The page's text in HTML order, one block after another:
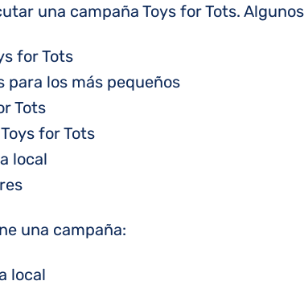
una campaña Toys for Tots.
for Tots
para los más pequeños
Tots
for Tots
local
una campaña:
local